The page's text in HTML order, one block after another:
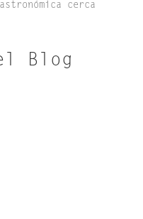
cerca
Blog